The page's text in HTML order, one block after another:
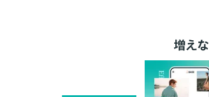
増え